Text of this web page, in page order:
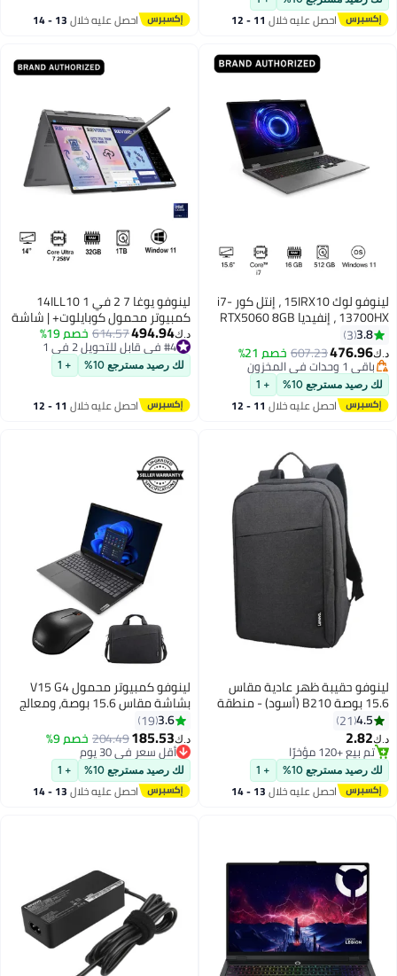
احصل عليه خلال 11 - 12 احصل عليه خلال 13 - 14
لينوفو لوك 15IRX10 ، إنتل كور i7-
13700HX ، إنفيديا RTX5060 8GB
هوم [83JE0105AX]
3.8
3
د.ك‏476.96
607.23خصم 21%
باقي 1 وحدات في المخزون
باقي 1 وحدات في المخزون
لك رصيد مسترجع 10% + 1
احصل عليه خلال 11 - 12
لينوفو يوغا 7 2 في 1 14ILL10
كمبيوتر محمول كوبايلوت+ | شاشة
14" 2.8K WQXGA+ OLED، معالج
إنتل كور ألترا 7 258V، رسومات إنتل
آرك مدمجة 140V، 32 جيجابايت
[83JQ003TAX]
د.ك‏494.94
614.57خصم 19%
#4 في قابل للتحويل 2 في 1
#4 في قابل للتحويل 2 في 1
لك رصيد مسترجع 10% + 1
احصل عليه خلال 11 - 12
لينوفو حقيبة ظهر عادية مقاس
15.6 بوصة B210 (أسود) - منطقة
الشرق الأوسط
4.5
21
د.ك‏2.82
تم بيع +120 مؤخرًا
تم بيع +120 مؤخرًا
لك رصيد مسترجع 10% + 1
احصل عليه خلال 13 - 14
لينوفو كمبيوتر محمول V15 G4
بشاشة مقاس 15.6 بوصة، ومعالج
Core i5-13420H/ذاكرة وصول
عشوائي سعة 16 جيجابايت/محرك
أقراص SSD سعة 512 جيجابايت/
مع حقيبة كمبيوتر محمول + ماوس
3.6
19
د.ك‏185.53
204.49خصم 9%
أقل سعر في 30 يوم
أقل سعر في 30 يوم
لك رصيد مسترجع 10% + 1
احصل عليه خلال 13 - 14